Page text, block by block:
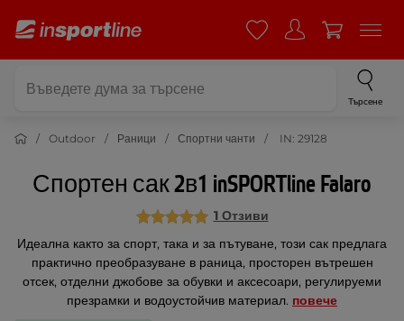
Търсене
Outdoor Раници Спортни чанти IN: 29128
Спортен сак 2в1 inSPORTline Falaro
1 Отзиви
Идеална както за спорт, така и за пътуване, този сак предлага
практично преобразуване в раница, просторен вътрешен
отсек, отделни джобове за обувки и аксесоари, регулируеми
презрамки и водоустойчив материал. повече